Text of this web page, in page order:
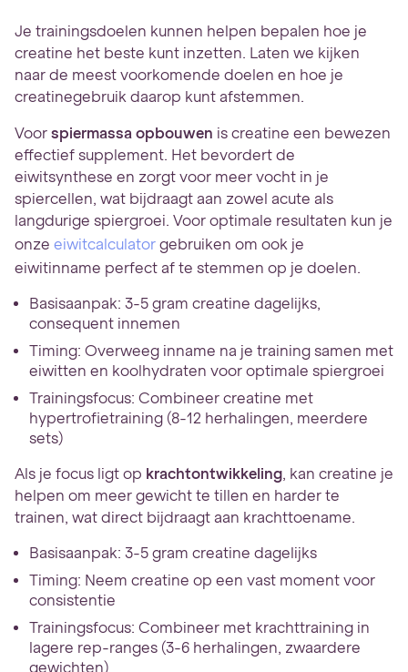
Je trainingsdoelen kunnen helpen bepalen hoe je
creatine het beste kunt inzetten. Laten we kijken
naar de meest voorkomende doelen en hoe je
creatinegebruik daarop kunt afstemmen.
Voor spiermassa opbouwen is creatine een bewezen
effectief supplement. Het bevordert de
eiwitsynthese en zorgt voor meer vocht in je
spiercellen, wat bijdraagt aan zowel acute als
langdurige spiergroei. Voor optimale resultaten kun je
onze eiwitcalculator gebruiken om ook je
eiwitinname perfect af te stemmen op je doelen.
Basisaanpak: 3-5 gram creatine dagelijks,
consequent innemen
Timing: Overweeg inname na je training samen met
eiwitten en koolhydraten voor optimale spiergroei
Trainingsfocus: Combineer creatine met
hypertrofietraining (8-12 herhalingen, meerdere
sets)
Als je focus ligt op krachtontwikkeling, kan creatine je
helpen om meer gewicht te tillen en harder te
trainen, wat direct bijdraagt aan krachttoename.
Basisaanpak: 3-5 gram creatine dagelijks
Timing: Neem creatine op een vast moment voor
consistentie
Trainingsfocus: Combineer met krachttraining in
lagere rep-ranges (3-6 herhalingen, zwaardere
gewichten)